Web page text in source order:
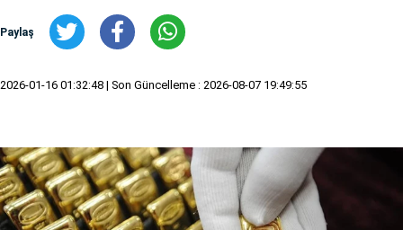
Paylaş
2026-01-16 01:32:48 | Son Güncelleme : 2026-08-07 19:49:55